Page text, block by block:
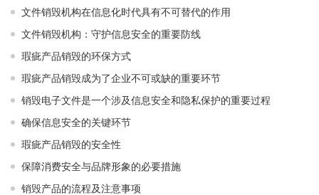
文件销毁机构在信息化时代具有不可替代的作用
文件销毁机构：守护信息安全的重要防线
瑕疵产品销毁的环保方式
瑕疵产品销毁成为了企业不可或缺的重要环节
销毁电子文件是一个涉及信息安全和隐私保护的重要过程
确保信息安全的关键环节
瑕疵产品销毁的安全性
保障消费安全与品牌形象的必要措施
销毁产品的流程及注意事项